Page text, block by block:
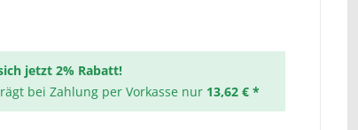
jetzt 2% Rabatt!
bei Zahlung per Vorkasse nur 13,62 € *